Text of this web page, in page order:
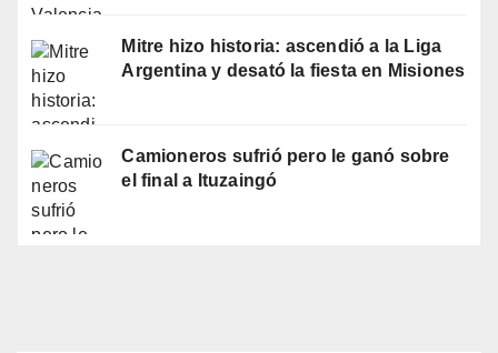
Mitre hizo historia: ascendió a la Liga
Argentina y desató la fiesta en Misiones
Camioneros sufrió pero le ganó sobre
el final a Ituzaingó